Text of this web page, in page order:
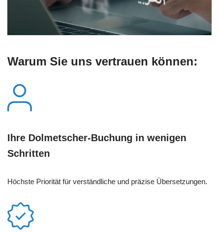
Warum Sie uns vertrauen können:
Ihre Dolmetscher-Buchung in wenigen
Schritten
Höchste Priorität für verständliche und präzise Übersetzungen.